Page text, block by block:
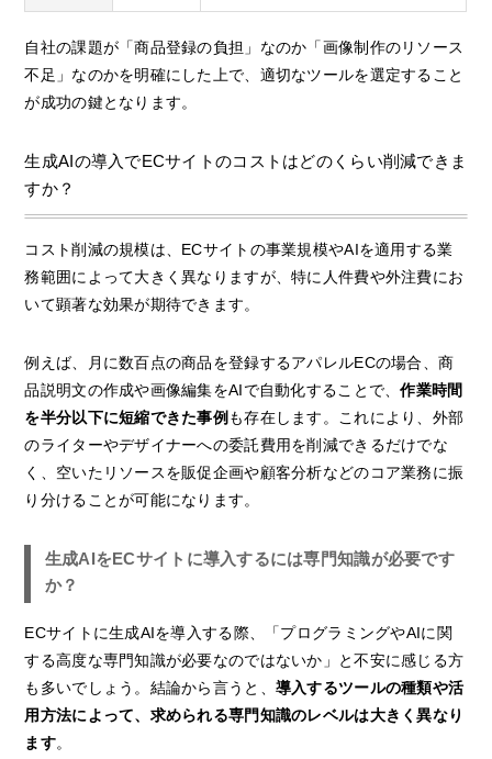
自社の課題が「商品登録の負担」なのか「画像制作のリソース
不足」なのかを明確にした上で、適切なツールを選定すること
が成功の鍵となります。
生成AIの導入でECサイトのコストはどのくらい削減できま
すか？
コスト削減の規模は、ECサイトの事業規模やAIを適用する業
務範囲によって大きく異なりますが、特に人件費や外注費にお
いて顕著な効果が期待できます。
例えば、月に数百点の商品を登録するアパレルECの場合、商
品説明文の作成や画像編集をAIで自動化することで、作業時間
を半分以下に短縮できた事例 も存在します。これにより、外部
のライターやデザイナーへの委託費用を削減できるだけでな
く、空いたリソースを販促企画や顧客分析などのコア業務に振
り分けることが可能になります。
生成AIをECサイトに導入するには専門知識が必要です
か？
ECサイトに生成AIを導入する際、「プログラミングやAIに関
する高度な専門知識が必要なのではないか」と不安に感じる方
も多いでしょう。結論から言うと、 導入するツールの種類や活
用方法によって、求められる専門知識のレベルは大きく異なり
ます。